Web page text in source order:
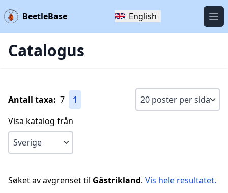
BeetleBase English
Catalogus
Antall taxa: 7
1
Visa katalog från
Søket av avgrenset til Gästrikland. Vis hele resultatet.